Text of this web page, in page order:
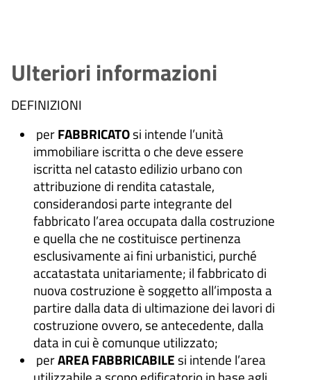
Ulteriori informazioni
DEFINIZIONI
perFABBRICATOsi intende l’unità
immobiliare iscritta o che deve essere
iscritta nel catasto edilizio urbano con
attribuzione di rendita catastale,
considerandosi parte integrante del
fabbricato l’area occupata dalla costruzione
e quella che ne costituisce pertinenza
esclusivamente ai fini urbanistici, purché
accatastata unitariamente; il fabbricato di
nuova costruzione è soggetto all’imposta a
partire dalla data di ultimazione dei lavori di
costruzione ovvero, se antecedente, dalla
data in cui è comunque utilizzato;
perAREA FABBRICABILE si intende l’area